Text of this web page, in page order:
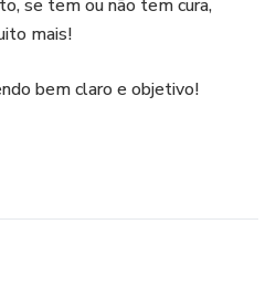
se tem ou não tem cura,
mais!
bem claro e objetivo!